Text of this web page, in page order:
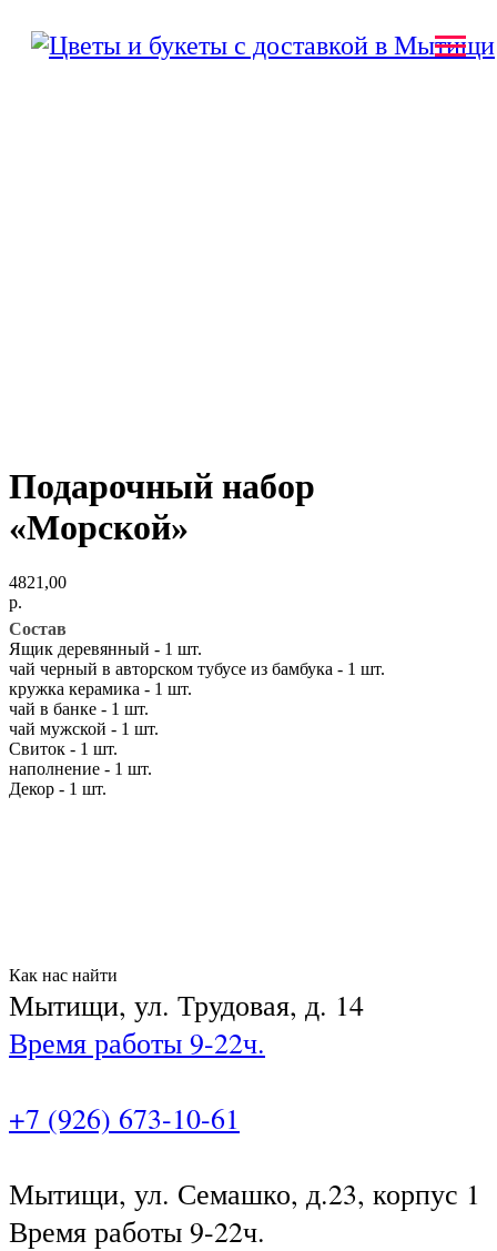
Подарочный набор
«Морской»
4821,00
р.
Состав
Ящик деревянный - 1 шт.
чай черный в авторском тубусе из бамбука - 1 шт.
кружка керамика - 1 шт.
чай в банке - 1 шт.
чай мужской - 1 шт.
Свиток - 1 шт.
наполнение - 1 шт.
Декор - 1 шт.
Как нас найти
Мытищи, ул. Трудовая, д. 14
Время работы 9-22ч.
+7 (926) 673-10-61
Мытищи, ул. Семашко, д.23, корпус 1
Время работы 9-22ч.